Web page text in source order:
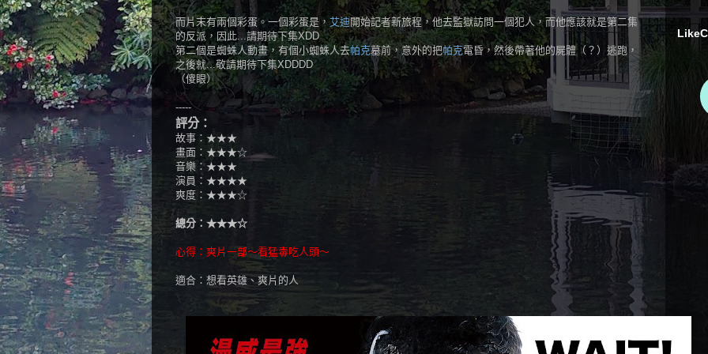
而片末有兩個彩蛋。一個彩蛋是， 艾迪開始記者新旅程，他去監獄訪問一個犯人，而他應該就是第二集
的反派，因此...請期待下集XDD
第二個是蜘蛛人動畫，有個小蜘蛛人去帕克墓前，意外的把帕克電昏，然後帶著他的屍體（？）逃跑，
之後就...敬請期待下集XDDDD
（傻眼）
-----
評分：
故事：★★★
畫面：★★★☆
音樂：★★★
演員：★★★★
爽度：★★★☆
總分：★★★☆
心得：爽片一部～看猛毒吃人頭～
適合：想看英雄、爽片的人